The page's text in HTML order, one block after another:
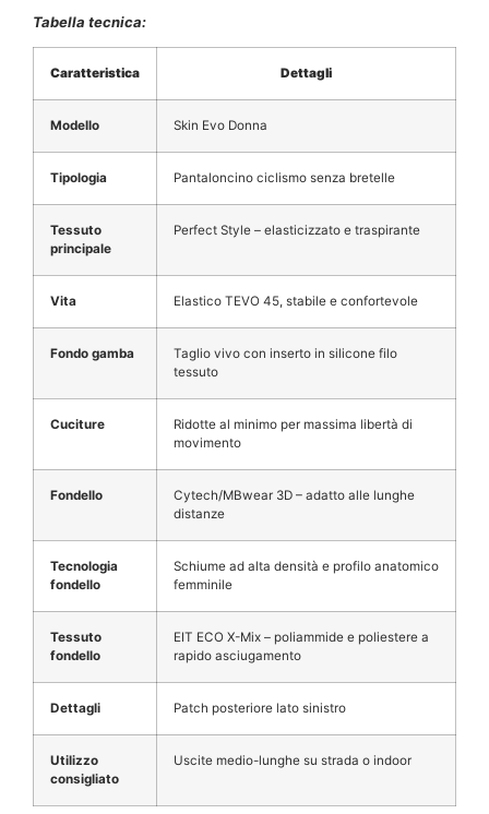
Tabella tecnica:
Caratteristica Dettagli
Modello Skin Evo Donna
Tipologia Pantaloncino ciclismo senza bretelle
Tessuto
principale
Perfect Style – elasticizzato e traspirante
Vita Elastico TEVO 45, stabile e confortevole
Fondo gamba
Taglio vivo con inserto in silicone filo
tessuto
Cuciture
Ridotte al minimo per massima libertà di
movimento
Fondello
Cytech/MBwear 3D – adatto alle lunghe
distanze
Tecnologia
fondello
Schiume ad alta densità e profilo anatomico
femminile
Tessuto
fondello
EIT ECO X-Mix – poliammide e poliestere a
rapido asciugamento
Dettagli Patch posteriore lato sinistro
Utilizzo
consigliato
Uscite medio-lunghe su strada o indoor